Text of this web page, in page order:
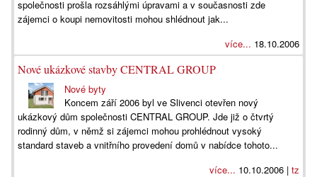
společnosti prošla rozsáhlými úpravami a v současnosti zde
zájemci o koupi nemovitosti mohou shlédnout jak...
více... 18.10.2006
Nové ukázkové stavby CENTRAL GROUP
Nové byty
Koncem září 2006 byl ve Slivenci otevřen nový
ukázkový dům společnosti CENTRAL GROUP. Jde již o čtvrtý
rodinný dům, v němž si zájemci mohou prohlédnout vysoký
standard staveb a vnitřního provedení domů v nabídce tohoto...
více... 10.10.2006 | tz